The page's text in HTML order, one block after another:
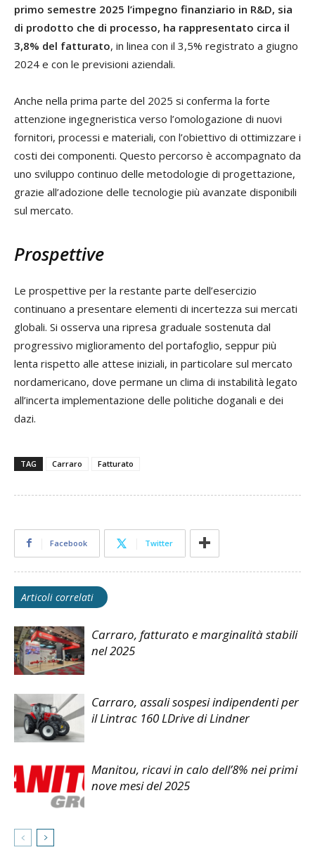
primo semestre 2025 l’impegno finanziario in R&D, sia
di prodotto che di processo, ha rappresentato circa il
3,8% del fatturato, in linea con il 3,5% registrato a giugno
2024 e con le previsioni aziendali.
Anche nella prima parte del 2025 si conferma la forte
attenzione ingegneristica verso l’omologazione di nuovi
fornitori, processi e materiali, con l’obiettivo di ottimizzare i
costi dei componenti. Questo percorso è accompagnato da
uno sviluppo continuo delle metodologie di progettazione,
grazie all’adozione delle tecnologie più avanzate disponibili
sul mercato.
Prospettive
Le prospettive per la restante parte dell’esercizio
continuano a presentare elementi di incertezza sui mercati
globali. Si osserva una ripresa graduale sostenuta dal
progressivo miglioramento del portafoglio, seppur più
lenta rispetto alle attese iniziali, in particolare sul mercato
nordamericano, dove permane un clima di instabilità legato
all’incerta implementazione delle politiche doganali e dei
dazi.
TAG Carraro Fatturato
Facebook Twitter
Articoli correlati
Carraro, fatturato e marginalità stabili
nel 2025
Carraro, assali sospesi indipendenti per
il Lintrac 160 LDrive di Lindner
Manitou, ricavi in calo dell’8% nei primi
nove mesi del 2025